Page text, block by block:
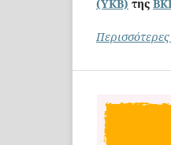
(ΥΚΒ) της